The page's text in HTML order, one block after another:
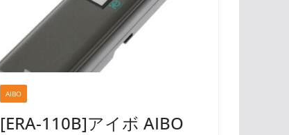
AIBO
[ERA-110B]アイボ AIBO